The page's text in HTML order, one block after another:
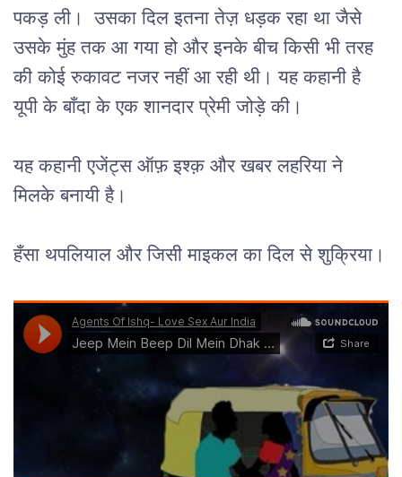
पकड़ ली। उसका दिल इतना तेज़ धड़क रहा था जैसे
उसके मुंह तक आ गया हो और इनके बीच किसी भी तरह
की कोई रुकावट नजर नहीं आ रही थी। यह कहानी है
यूपी के बाँदा के एक शानदार प्रेमी जोड़े की।
यह कहानी एजेंट्स ऑफ़ इश्क़ और खबर लहरिया ने
मिलके बनायी है।
हँसा थपलियाल और जिसी माइकल का दिल से शुक्रिया।